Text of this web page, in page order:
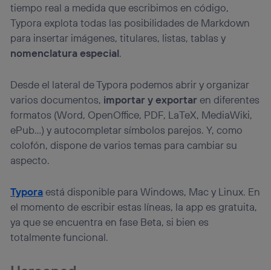
tiempo real a medida que escribimos en código,
Typora explota todas las posibilidades de Markdown
para insertar imágenes, titulares, listas, tablas y
nomenclatura especial.
Desde el lateral de Typora podemos abrir y organizar
varios documentos, importar y exportaren diferentes
formatos (Word, OpenOffice, PDF, LaTeX, MediaWiki,
ePub…) y autocompletar símbolos parejos. Y, como
colofón, dispone de varios temas para cambiar su
aspecto.
Typoraestá disponible para Windows, Mac y Linux. En
el momento de escribir estas líneas, la app es gratuita,
ya que se encuentra en fase Beta, si bien es
totalmente funcional.